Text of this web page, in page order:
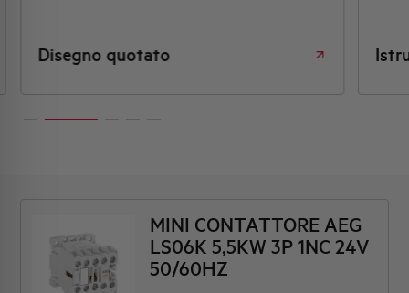
Disegno quotato
MINI CONTATTORE AEG
LS06K 5,5KW 3P 1NC 24V
50/60HZ